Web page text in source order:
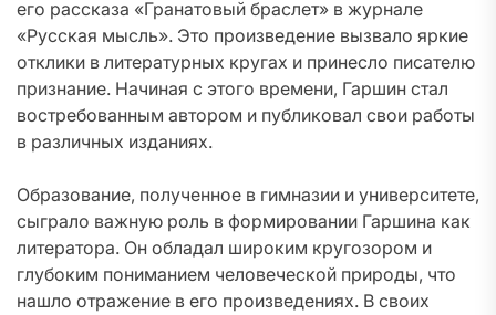
его рассказа «Гранатовый браслет» в журнале
«Русская мысль». Это произведение вызвало яркие
отклики в литературных кругах и принесло писателю
признание. Начиная с этого времени, Гаршин стал
востребованным автором и публиковал свои работы
в различных изданиях.
Образование, полученное в гимназии и университете,
сыграло важную роль в формировании Гаршина как
литератора. Он обладал широким кругозором и
глубоким пониманием человеческой природы, что
нашло отражение в его произведениях. В своих